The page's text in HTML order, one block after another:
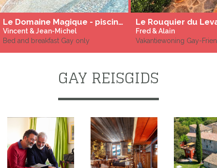
Le Domaine Magique - piscine chauffée - Adult Ony
Vincent & Jean-Michel
Bed and breakfast Gay only
Le Rouquier du
Fred & Alain
Vakantiewoning Gay-
GAY REISGIDS